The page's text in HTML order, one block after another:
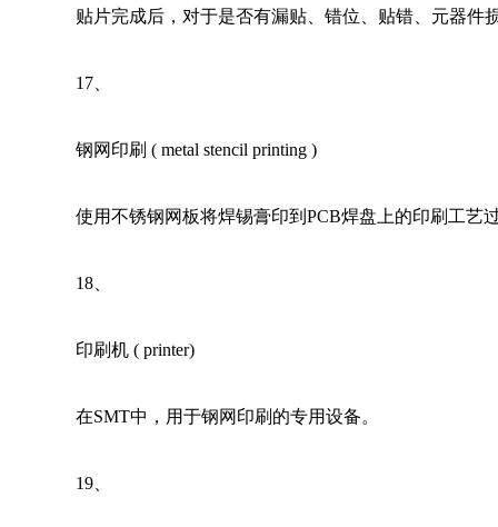
贴片完成后，对于是否有漏贴、错位、贴错、元器件
17
钢网印刷 ( metal stencil printing )
使用不锈钢网板将焊锡膏印到PCB焊盘上的印刷工艺
18
印刷机 ( printer)
在SMT中，用于钢网印刷的专用设备。
19